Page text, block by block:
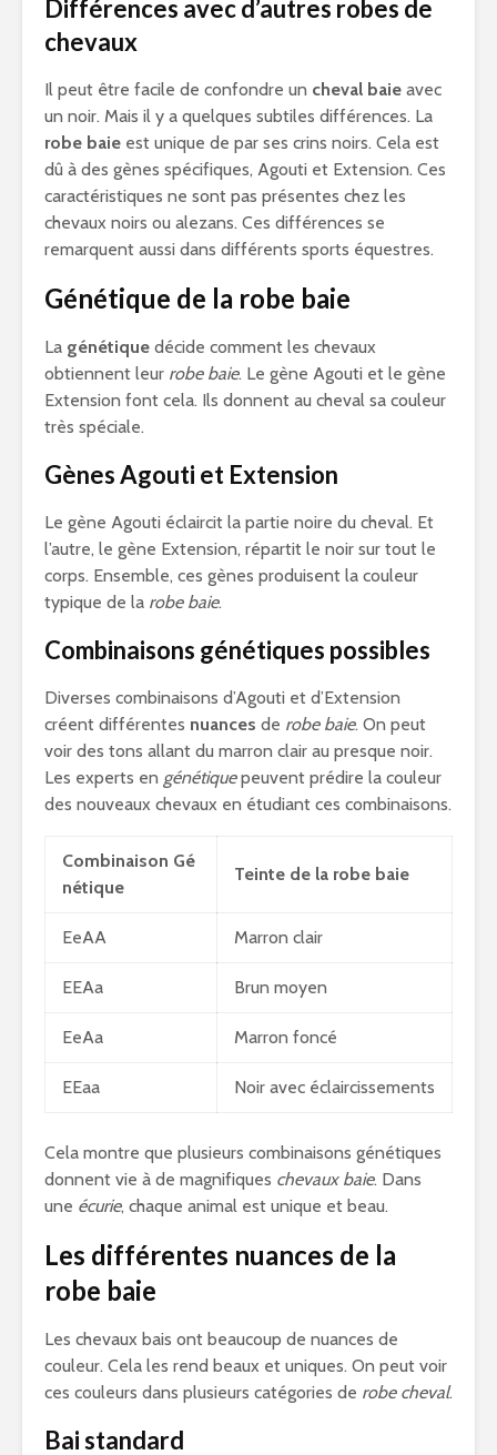
Différences avec d’autres robes de
chevaux
Il peut être facile de confondre un cheval baie avec
un noir. Mais il y a quelques subtiles différences. La
robe baie est unique de par ses crins noirs. Cela est
dû à des gènes spécifiques, Agouti et Extension. Ces
caractéristiques ne sont pas présentes chez les
chevaux noirs ou alezans. Ces différences se
remarquent aussi dans différents sports équestres.
Génétique de la robe baie
La génétique décide comment les chevaux
obtiennent leur robe baie. Le gène Agouti et le gène
Extension font cela. Ils donnent au cheval sa couleur
très spéciale.
Gènes Agouti et Extension
Le gène Agouti éclaircit la partie noire du cheval. Et
l’autre, le gène Extension, répartit le noir sur tout le
corps. Ensemble, ces gènes produisent la couleur
typique de la robe baie.
Combinaisons génétiques possibles
Diverses combinaisons d’Agouti et d’Extension
créent différentes nuances de robe baie. On peut
voir des tons allant du marron clair au presque noir.
Les experts en génétiquepeuvent prédire la couleur
des nouveaux chevaux en étudiant ces combinaisons.
Combinaison Gé
nétique
Teinte de la robe baie
EeAA Marron clair
EEAa Brun moyen
EeAa Marron foncé
EEaa Noir avec éclaircissements
Cela montre que plusieurs combinaisons génétiques
donnent vie à de magnifiques chevaux baie. Dans
une écurie, chaque animal est unique et beau.
Les différentes nuances de la
robe baie
Les chevaux bais ont beaucoup de nuances de
couleur. Cela les rend beaux et uniques. On peut voir
ces couleurs dans plusieurs catégories de robe cheval.
Bai standard